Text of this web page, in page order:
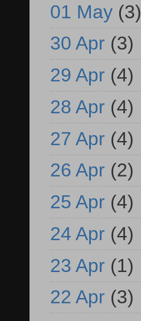
01 May (3)
30 Apr (3)
29 Apr (4)
28 Apr (4)
27 Apr (4)
26 Apr (2)
25 Apr (4)
24 Apr (4)
23 Apr (1)
22 Apr (3)